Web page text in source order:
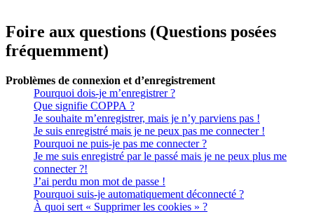
Foire aux questions (Questions posées
fréquemment)
Problèmes de connexion et d’enregistrement
Pourquoi dois-je m’enregistrer ?
Que signifie COPPA ?
Je souhaite m’enregistrer, mais je n’y parviens pas !
Je suis enregistré mais je ne peux pas me connecter !
Pourquoi ne puis-je pas me connecter ?
Je me suis enregistré par le passé mais je ne peux plus me
connecter ?!
J’ai perdu mon mot de passe !
Pourquoi suis-je automatiquement déconnecté ?
À quoi sert « Supprimer les cookies » ?